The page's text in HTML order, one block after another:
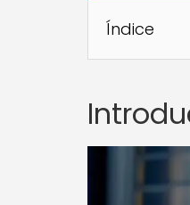
Índice